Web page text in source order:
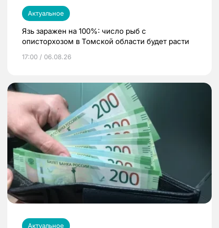
Актуальное
Язь заражен на 100%: число рыб с
описторхозом в Томской области будет расти
17:00 / 06.08.26
Актуальное